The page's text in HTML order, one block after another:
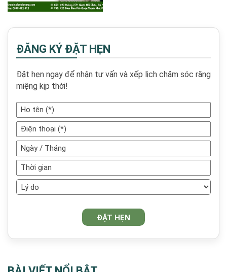
ĐĂNG KÝ ĐẶT HẸN
Đặt hẹn ngay để nhận tư vấn và xếp lịch chăm sóc răng
miệng kịp thời!